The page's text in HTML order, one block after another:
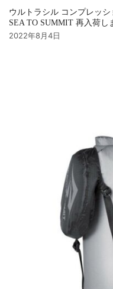
ウルトラシル コンプレッシ
SEA TO SUMMIT 再入荷し
2022年8月4日